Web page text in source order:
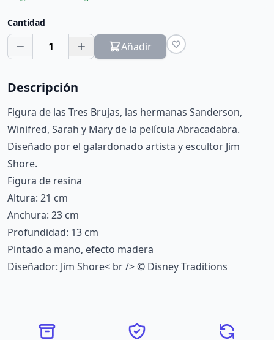
Cantidad
1 Añadir
Descripción
Figura de las Tres Brujas, las hermanas Sanderson,
Winifred, Sarah y Mary de la película Abracadabra.
Diseñado por el galardonado artista y escultor Jim
Shore.
Figura de resina
Altura: 21 cm
Anchura: 23 cm
Profundidad: 13 cm
Pintado a mano, efecto madera
Diseñador: Jim Shore< br /> © Disney Traditions